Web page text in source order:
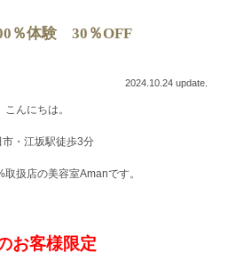
％体験 30％OFF
2024.10.24 update.
こんにちは。
市・江坂駅徒歩3分
扱店の美容室Amanです。
お客様限定